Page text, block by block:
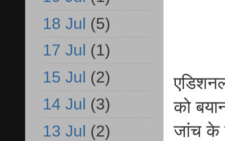
को
जांच के
18 Jul (5)
17 Jul (1)
15 Jul (2)
14 Jul (3)
13 Jul (2)